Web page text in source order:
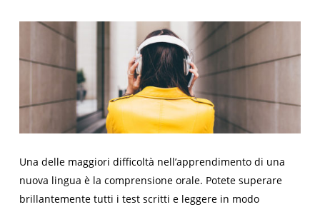
Una delle maggiori difficoltà nell’apprendimento di una
nuova lingua è la comprensione orale. Potete superare
brillantemente tutti i test scritti e leggere in modo